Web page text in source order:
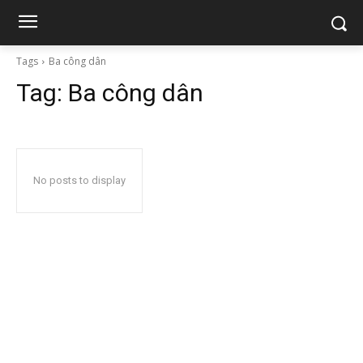
Tags Ba công dân
Tag: Ba công dân
No posts to display